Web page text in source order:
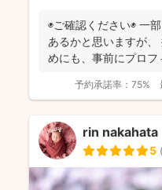
◉ご確認ください◉ 一
あるかと思いますが
めにも、事前にプロフ
予約承諾率： 75%
rin nakahata
5 (